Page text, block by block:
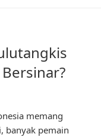
memang
banyak pemain